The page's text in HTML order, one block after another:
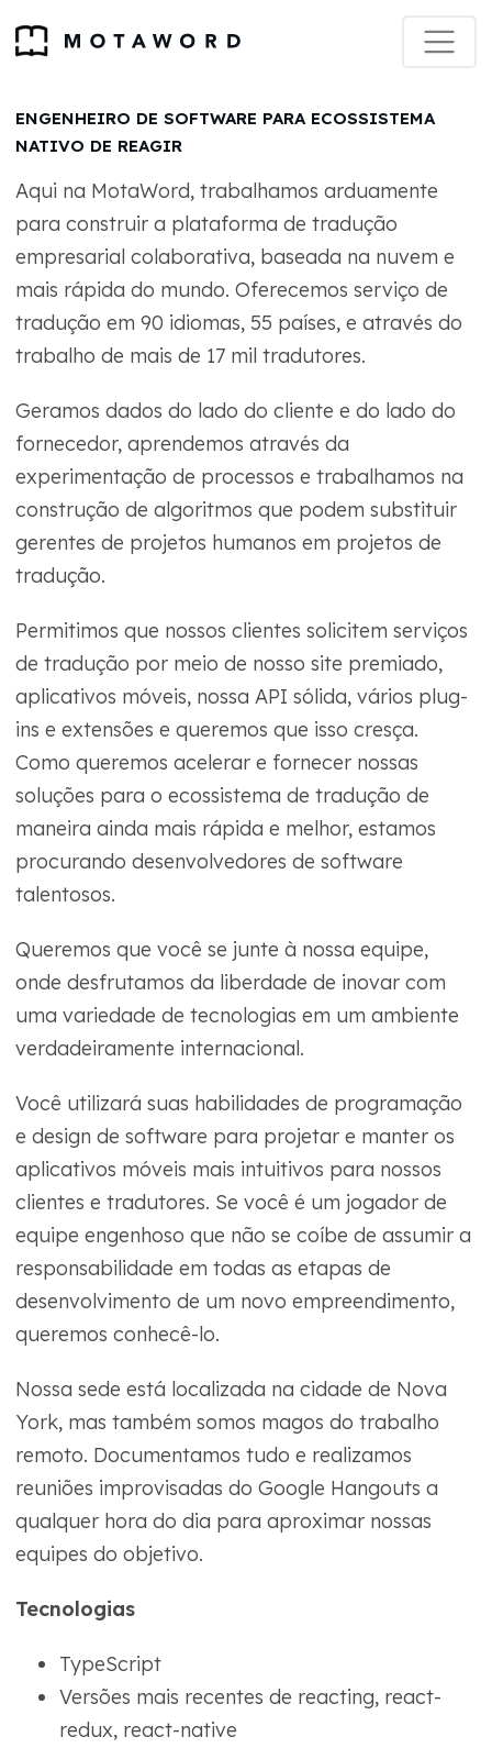
ENGENHEIRO DE SOFTWARE PARA ECOSSISTEMA
NATIVO DE REAGIR
Aqui na MotaWord, trabalhamos arduamente
para construir a plataforma de tradução
empresarial colaborativa, baseada na nuvem e
mais rápida do mundo. Oferecemos serviço de
tradução em 90 idiomas, 55 países, e através do
trabalho de mais de 17 mil tradutores.
Geramos dados do lado do cliente e do lado do
fornecedor, aprendemos através da
experimentação de processos e trabalhamos na
construção de algoritmos que podem substituir
gerentes de projetos humanos em projetos de
tradução.
Permitimos que nossos clientes solicitem serviços
de tradução por meio de nosso site premiado,
aplicativos móveis, nossa API sólida, vários plug-
ins e extensões e queremos que isso cresça.
Como queremos acelerar e fornecer nossas
soluções para o ecossistema de tradução de
maneira ainda mais rápida e melhor, estamos
procurando desenvolvedores de software
talentosos.
Queremos que você se junte à nossa equipe,
onde desfrutamos da liberdade de inovar com
uma variedade de tecnologias em um ambiente
verdadeiramente internacional.
Você utilizará suas habilidades de programação
e design de software para projetar e manter os
aplicativos móveis mais intuitivos para nossos
clientes e tradutores. Se você é um jogador de
equipe engenhoso que não se coíbe de assumir a
responsabilidade em todas as etapas de
desenvolvimento de um novo empreendimento,
queremos conhecê-lo.
Nossa sede está localizada na cidade de Nova
York, mas também somos magos do trabalho
remoto. Documentamos tudo e realizamos
reuniões improvisadas do Google Hangouts a
qualquer hora do dia para aproximar nossas
equipes do objetivo.
Tecnologias
TypeScript
Versões mais recentes de reacting, react-
redux, react-native